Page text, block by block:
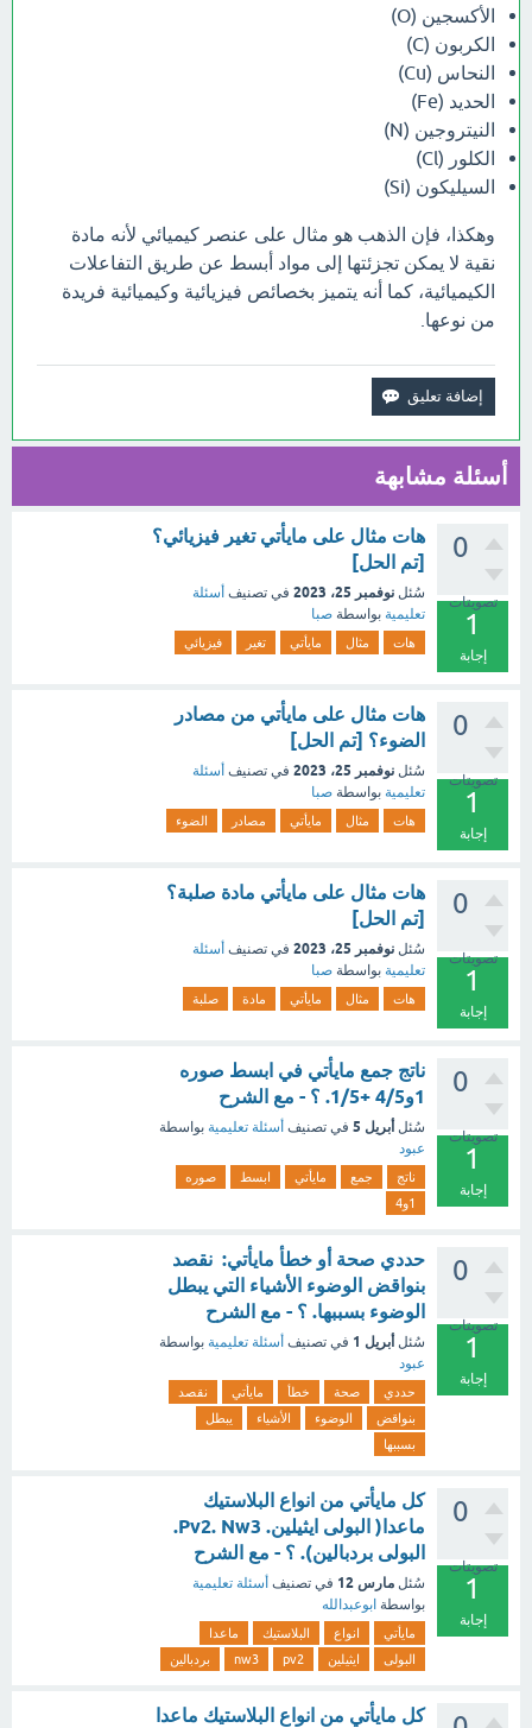
الأكسجين (O)
الكربون (C)
النحاس (Cu)
الحديد (Fe)
النيتروجين (N)
الكلور (Cl)
السيليكون (Si)
وهكذا، فإن الذهب هو مثال على عنصر كيميائي لأنه مادة
نقية لا يمكن تجزئتها إلى مواد أبسط عن طريق التفاعلات
الكيميائية، كما أنه يتميز بخصائص فيزيائية وكيميائية فريدة
من نوعها.
أسئلة مشابهة
0
تصويتات
1
إجابة
هات مثال على مايأتي تغير فيزيائي؟
[تم الحل]
سُئل نوفمبر 25، 2023 في تصنيف أسئلة
تعليمية بواسطة صبا
هات مثال مايأتي تغير فيزيائي
0
تصويتات
1
إجابة
هات مثال على مايأتي من مصادر
الضوء؟ [تم الحل]
سُئل نوفمبر 25، 2023 في تصنيف أسئلة
تعليمية بواسطة صبا
هات مثال مايأتي مصادر الضوء
0
تصويتات
1
إجابة
هات مثال على مايأتي مادة صلبة؟
[تم الحل]
سُئل نوفمبر 25، 2023 في تصنيف أسئلة
تعليمية بواسطة صبا
هات مثال مايأتي مادة صلبة
0
تصويتات
1
إجابة
ناتج جمع مايأتي في ابسط صوره
1و4/5 +1/5. ؟ - مع الشرح
سُئل أبريل 5 في تصنيف أسئلة تعليمية بواسطة
عبود
ناتج جمع مايأتي ابسط
صوره
1و4
0
تصويتات
1
إجابة
حددي صحة أو خطأ مايأتي: نقصد
بنواقض الوضوء الأشياء التي يبطل
الوضوء بسببها. ؟ - مع الشرح
سُئل أبريل 1 في تصنيف أسئلة تعليمية بواسطة
عبود
حددي صحة خطأ مايأتي
نقصد
بنواقض
الوضوء الأشياء
يبطل
بسببها
0
تصويتات
1
إجابة
كل مايأتي من انواع البلاستيك
ماعدا( البولى ايثيلين. Pv2. Nw3.
البولى بردبالين). ؟ - مع الشرح
سُئل مارس 12 في تصنيف أسئلة تعليمية
بواسطة ابوعبدالله
مايأتي انواع البلاستيك
ماعدا
البولى
ايثيلين pv2
nw3 بردبالين
كل مايأتي من انواع البلاستيك ماعدا